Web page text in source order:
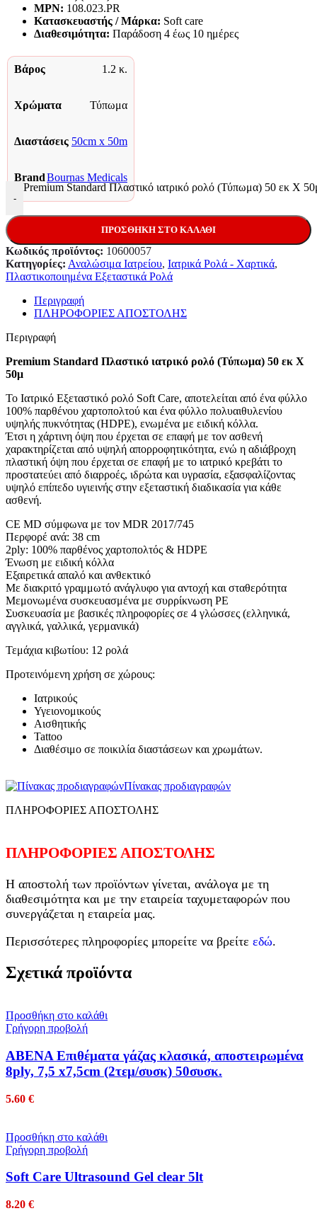
MPN: 108.023.PR
Κατασκευαστής / Μάρκα: Soft care
Διαθεσιμότητα: Παράδoση 4 έως 10 ημέρες
Βάρος 1.2 κ.
Χρώματα Τύπωμα
Διαστάσεις 50cm x 50m
BrandBournas Medicals
-
Premium Standard Πλαστικό ιατρικό ρολό (Τύπωμα) 50 εκ Χ
ΠΡΟΣΘΉΚΗ ΣΤΟ ΚΑΛΆΘΙ
Κωδικός προϊόντος: 10600057
Κατηγορίες: Αναλώσιμα Ιατρείου, Ιατρικά Ρολά - Χαρτικά,
Πλαστικοποιημένα Εξεταστικά Ρολά
Περιγραφή
ΠΛΗΡΟΦΟΡΙΕΣ ΑΠΟΣΤΟΛΗΣ
Περιγραφή
Premium Standard Πλαστικό ιατρικό ρολό (Τύπωμα) 50 εκ Χ
50μ
Το Ιατρικό Εξεταστικό ρολό Soft Care, αποτελείται από ένα φύλλο
100% παρθένου χαρτοπολτού και ένα φύλλο πολυαιθυλενίου
υψηλής πυκνότητας (HDPE), ενωμένα με ειδική κόλλα.
Έτσι η χάρτινη όψη που έρχεται σε επαφή με τον ασθενή
χαρακτηρίζεται από υψηλή απορροφητικότητα, ενώ η αδιάβροχη
πλαστική όψη που έρχεται σε επαφή με το ιατρικό κρεβάτι το
προστατεύει από διαρροές, ιδρώτα και υγρασία, εξασφαλίζοντας
υψηλό επίπεδο υγιεινής στην εξεταστική διαδικασία για κάθε
ασθενή.
CE MD σύμφωνα με τον MDR 2017/745
Περφορέ ανά: 38 cm
2ply: 100% παρθένος χαρτοπολτός & HDPE
Ένωση με ειδική κόλλα
Εξαιρετικά απαλό και ανθεκτικό
Με διακριτό γραμμωτό ανάγλυφο για αντοχή και σταθερότητα
Μεμονωμένα συσκευασμένα με συρρίκνωση PE
Συσκευασία με βασικές πληροφορίες σε 4 γλώσσες (ελληνικά,
αγγλικά, γαλλικά, γερμανικά)
Τεμάχια κιβωτίου: 12 ρολά
Προτεινόμενη χρήση σε χώρους:
Ιατρικούς
Υγειονομικούς
Αισθητικής
Tattoo
Διαθέσιμο σε ποικιλία διαστάσεων και χρωμάτων.
Πίνακας προδιαγραφών
ΠΛΗΡΟΦΟΡΙΕΣ ΑΠΟΣΤΟΛΗΣ
ΠΛΗΡΟΦΟΡΙΕΣ ΑΠΟΣΤΟΛΗΣ
Η αποστολή των προϊόντων γίνεται, ανάλογα με τη
διαθεσιμότητα και με την εταιρεία ταχυμεταφορών που
συνεργάζεται η εταιρεία μας.
Περισσότερες πληροφορίες μπορείτε να βρείτε εδώ.
Σχετικά προϊόντα
Προσθήκη στο καλάθι
Γρήγορη προβολή
ABENA Επιθέματα γάζας κλασικά, αποστειρωμένα
8ply, 7,5 x7,5cm (2τεμ/συσκ) 50συσκ.
5.60 €
Προσθήκη στο καλάθι
Γρήγορη προβολή
Soft Care Ultrasound Gel clear 5lt
8.20 €